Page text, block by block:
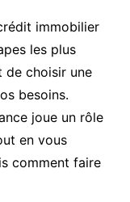
immobilier
les plus
de choisir une
besoins.
joue un rôle
en vous
comment faire